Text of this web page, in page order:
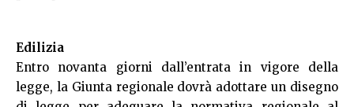
Edilizia
Entro novanta giorni dall’entrata in vigore della
legge, la Giunta regionale dovrà adottare un disegno